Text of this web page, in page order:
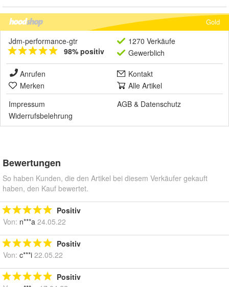
Gold
Jdm-performance-gtr
98% positiv
1270 Verkäufe
Gewerblich
Anrufen
Kontakt
Merken
Alle Artikel
Impressum
AGB & Datenschutz
Widerrufsbelehrung
Bewertungen
So haben Kunden, die den Artikel bei diesem Verkäufer gekauft
haben, den Kauf bewertet.
Positiv
Von: n***a 24.05.22
Positiv
Von: c***i 22.05.22
Positiv